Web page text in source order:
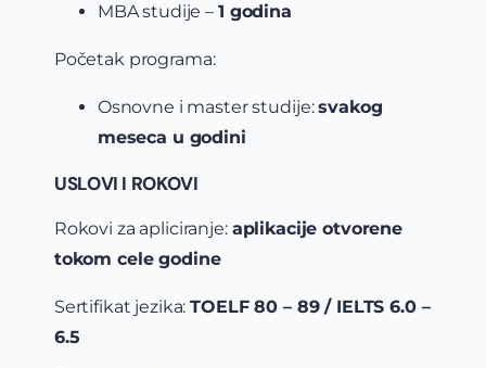
MBA studije – 1 godina
Početak programa:
Osnovne i master studije:svakog
meseca u godini
USLOVI I ROKOVI
Rokovi za apliciranje: aplikacije otvorene
tokom cele godine
Sertifikat jezika:TOELF 80 – 89 / IELTS 6.0 –
6.5